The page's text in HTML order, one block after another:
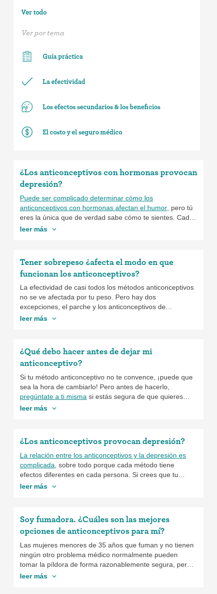
Ver todo
Ver por tema
Guía práctica
La efectividad
Los efectos secundarios & los beneficios
El costo y el seguro médico
¿Los anticonceptivos con hormonas provocan
depresión?
Puede ser complicado determinar cómo los
anticonceptivos con hormonas afectan el humor , pero tú
eres la única que de verdad sabe cómo te sientes. Cada
persona reacciona distinto a los anticonceptivos, así que
anticonceptivos; ¡puedes encontrar el ideal para tu vida!
leer más
Tener sobrepeso ¿afecta el modo en que
funcionan los anticonceptivos?
La efectividad de casi todos los métodos anticonceptivos
no se ve afectada por tu peso. Pero hay dos
excepciones, el parche y los anticonceptivos de
emergencia. En cuanto al parche, Xulane puede ser
utilizar del todo si tu IMC es más de 30 porque disminuye
la efectividad y tiene un potencial riesgo de causar
coágulos en la sangre. Cuando se trata de contraceptivos
de emergencia, los contraceptivos que se venden sin
receta médica y están compuestos de levonorgestrel
tales como Plan B One-Step, Next Choice One Dose y
efectivo para las que pesen entre 165 y 194 libras, así
como para las que pesen menos de 165 libras. Pero Ella
puede que no funcione tan bien si pesas 195 libras o
más. El de DIU de cobre y los DIUs con 52mg de
levonorgestrel (Mirena y Liletta) son las únicas opciones
en cuanto a anticonceptivos de emergencia que son
cualquiera, independientemente del peso.
leer más
¿Qué debo hacer antes de dejar mi
anticonceptivo?
Si tu método anticonceptivo no te convence, ¡puede que
sea la hora de cambiarlo! Pero antes de hacerlo,
pregúntate a ti misma si estás segura de que quieres
hacerlo. Piensa por qué quieres cambiarlo y cuáles son
quedarte embarazada,aquí está lo que tienes que saber
acerca de la recuperación de tu fertilidad después de
usar métodos anticonceptivos variados.
leer más
¿Los anticonceptivos provocan depresión?
La relación entre los anticonceptivos y la depresión es
complicada , sobre todo porque cada método tiene
efectos diferentes en cada persona. Si crees que tu
método anticonceptivo te está llevando a la depresión,
leer más
Soy fumadora. ¿Cuáles son las mejores
opciones de anticonceptivos para mí?
Las mujeres menores de 35 años que fuman y no tienen
ningún otro problema médico normalmente pueden
tomar la píldora de forma razonablemente segura, pero
sin duda deben hablar con su proveedor de cuidado de
leer más